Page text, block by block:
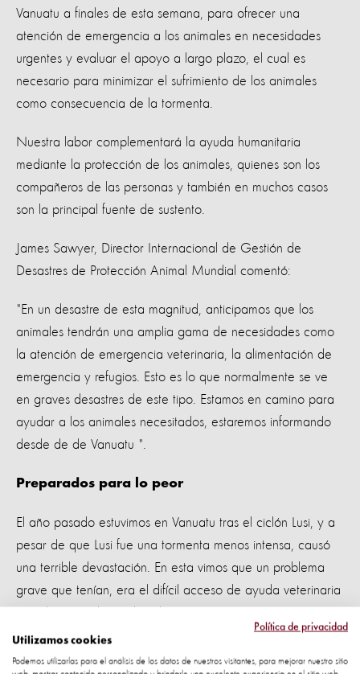
Vanuatu a finales de esta semana, para ofrecer una
atención de emergencia a los animales en necesidades
urgentes y evaluar el apoyo a largo plazo, el cual es
necesario para minimizar el sufrimiento de los animales
como consecuencia de la tormenta.
Nuestra labor complementará la ayuda humanitaria
mediante la protección de los animales, quienes son los
compañeros de las personas y también en muchos casos
son la principal fuente de sustento.
James Sawyer, Director Internacional de Gestión de
Desastres de Protección Animal Mundial comentó:
"En un desastre de esta magnitud, anticipamos que los
animales tendrán una amplia gama de necesidades como
la atención de emergencia veterinaria, la alimentación de
emergencia y refugios. Esto es lo que normalmente se ve
en graves desastres de este tipo. Estamos en camino para
ayudar a los animales necesitados, estaremos informando
desde de de Vanuatu ".
Preparados para lo peor
El año pasado estuvimos en Vanuatu tras el ciclón Lusi, y a
pesar de que Lusi fue una tormenta menos intensa, causó
una terrible devastación. En esta vimos que un problema
grave que tenían, era el difícil acceso de ayuda veterinaria
Política de privacidad
Utilizamos cookies
Podemos utilizarlas para el análisis de los datos de nuestros visitantes, para mejorar nuestro sitio